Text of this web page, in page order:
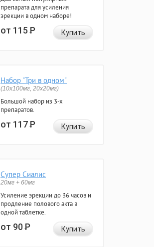
препарата для усиления
эрекции в одном наборе!
от 115Р Купить
Набор "Три в одном"
(10x100мг, 20x20мг)
Большой набор из 3-х
препаратов.
от 117Р Купить
Супер Сиалис
20мг + 60мг
Усиление эрекции до 36 часов и
продление полового акта в
одной таблетке.
от 90Р Купить